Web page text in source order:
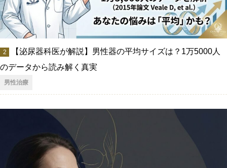
【泌尿器科医が解説】男性器の平均サイズは？1万5000人
のデータから読み解く真実
男性治療